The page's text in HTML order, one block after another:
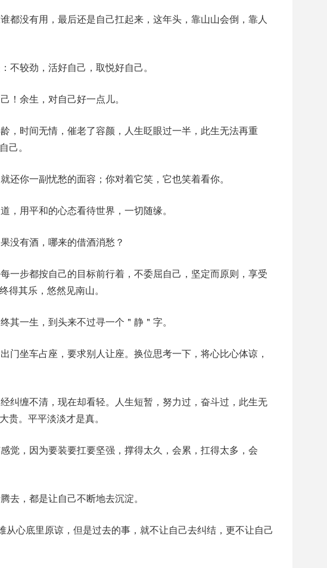
都没有用，最后还是自己扛起来，这年头，靠山山会倒，靠人
不较劲，活好自己，取悦好自己。
！余生，对自己好一点儿。
，时间无情，催老了容颜，人生眨眼过一半，此生无法再重
己。
还你一副忧愁的面容；你对着它笑，它也笑着看你。
，用平和的心态看待世界，一切随缘。
没有酒，哪来的借酒消愁？
一步都按自己的目标前行着，不委屈自己，坚定而原则，享受
得其乐，悠然见南山。
其一生，到头来不过寻一个＂静＂字。
门坐车占座，要求别人让座。换位思考一下，将心比心体谅，
纠缠不清，现在却看轻。人生短暂，努力过，奋斗过，此生无
贵。平平淡淡才是真。
觉，因为要装要扛要坚强，撑得太久，会累，扛得太多，会
去，都是让自己不断地去沉淀。
从心底里原谅，但是过去的事，就不让自己去纠结，更不让自己